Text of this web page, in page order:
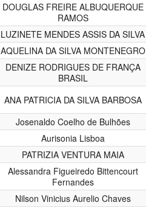
DOUGLAS FREIRE ALBUQUERQUE
RAMOS
LUZINETE MENDES ASSIS DA SILVA
AQUELINA DA SILVA MONTENEGRO
DENIZE RODRIGUES DE FRANÇA
BRASIL
ANA PATRICIA DA SILVA BARBOSA
Josenaldo Coelho de Bulhões
Aurisonia Lisboa
PATRIZIA VENTURA MAIA
Alessandra Figueiredo Bittencourt
Fernandes
Nilson Vinicius Aurelio Chaves